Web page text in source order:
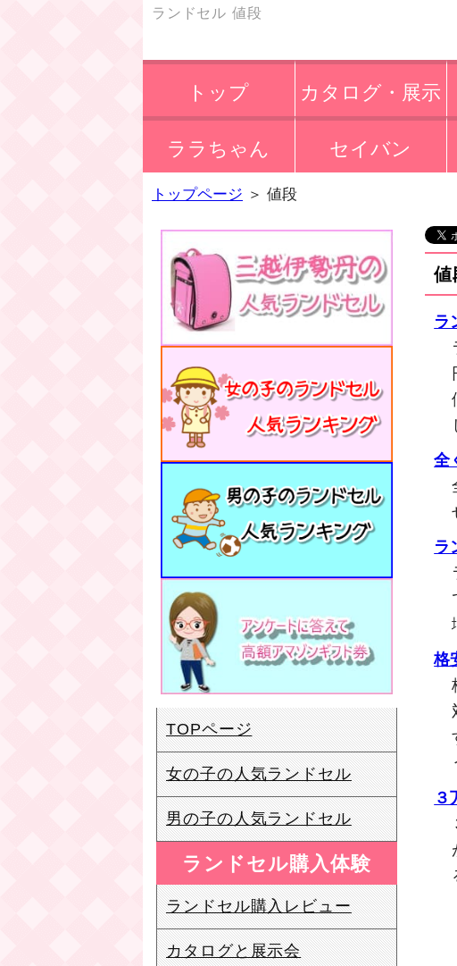
ランドセル 値段
トップ カタログ・展示
会
ララちゃん セイバン
トップページ ＞ 値段
ラ
全
ラ
格
３
TOPページ
女の子の人気ランドセル
男の子の人気ランドセル
ランドセル購入体験
ランドセル購入レビュー
カタログと展示会